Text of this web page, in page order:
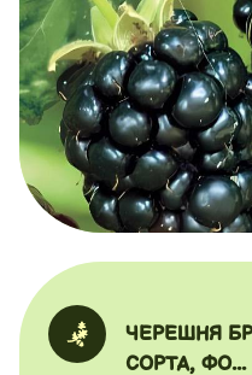
ЧЕРЕШНЯ
СОРТА, ФО...